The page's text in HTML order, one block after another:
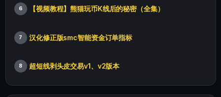
6 【视频教程】熊猫玩币K线后的秘密（全集）
7 汉化修正版smc智能资金订单指标
8 超短线剥头皮交易v1、v2版本